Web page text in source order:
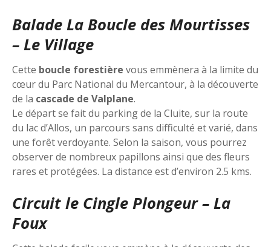
Balade La Boucle des Mourtisses
– Le Village
Cette boucle forestière vous emmènera à la limite du
cœur du Parc National du Mercantour, à la découverte
de la cascade de Valplane.
Le départ se fait du parking de la Cluite, sur la route
du lac d’Allos, un parcours sans difficulté et varié, dans
une forêt verdoyante. Selon la saison, vous pourrez
observer de nombreux papillons ainsi que des fleurs
rares et protégées. La distance est d’environ 2.5 kms.
Circuit le Cingle Plongeur – La
Foux